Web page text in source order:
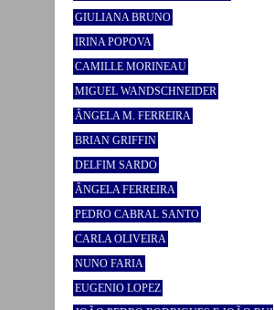
GIULIANA BRUNO
IRINA POPOVA
CAMILLE MORINEAU
MIGUEL WANDSCHNEIDER
ÂNGELA M. FERREIRA
BRIAN GRIFFIN
DELFIM SARDO
ÂNGELA FERREIRA
PEDRO CABRAL SANTO
CARLA OLIVEIRA
NUNO FARIA
EUGENIO LOPEZ